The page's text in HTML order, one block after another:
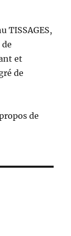
TISSAGES,
et
de
de